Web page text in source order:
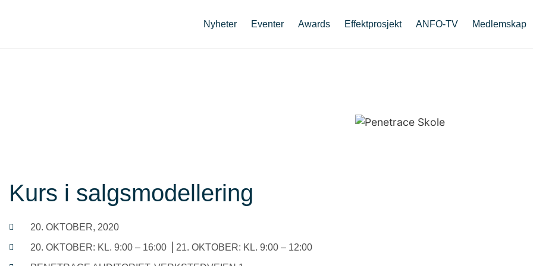
Nyheter Eventer Awards Effektprosjekt ANFO-TV Medlemskap
Kurs i salgsmodellering
20. OKTOBER, 2020
20. OKTOBER: KL. 9:00 – 16:00 ⎟ 21. OKTOBER: KL. 9:00 – 12:00